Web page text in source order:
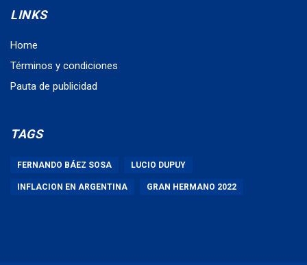
LINKS
Home
Términos y condiciones
Pauta de publicidad
TAGS
FERNANDO BÁEZ SOSA LUCIO DUPUY
INFLACION EN ARGENTINA GRAN HERMANO 2022